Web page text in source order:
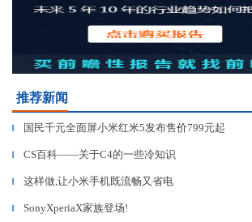
推荐新闻
▎ 国民千元全面屏小米红米5发布售价799元起
▎ CS百科——关于C4的一些冷知识
▎ 这样做,让小米手机既流畅又省电
▎ SonyXperiaX家族登场!